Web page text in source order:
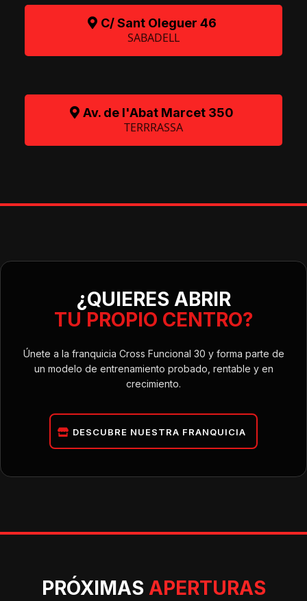
C/ Sant Oleguer 46
SABADELL
Av. de l'Abat Marcet 350
TERRRASSA
¿QUIERES ABRIR
TU PROPIO CENTRO?
Únete a la franquicia Cross Funcional 30 y forma parte de
un modelo de entrenamiento probado, rentable y en
crecimiento.
DESCUBRE NUESTRA FRANQUICIA
PRÓXIMAS APERTURAS